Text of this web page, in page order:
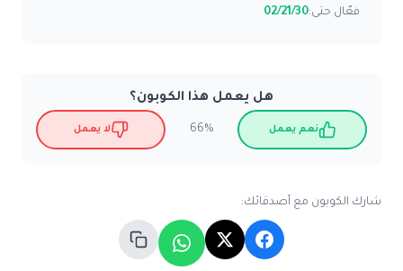
فعّال حتى:02/21/30
هل يعمل هذا الكوبون؟
نعم يعمل 66% لا يعمل
شارك الكوبون مع أصدقائك: